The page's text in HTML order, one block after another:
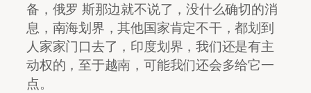
备，俄罗 斯那边就不说了，没什么确切的消
息，南海划界，其他国家肯定不干，都划到
人家家门口去了，印度划界，我们还是有主
动权的，至于越南，可能我们还会多给它一
点。